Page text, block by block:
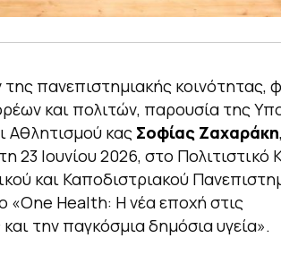
πανεπιστημιακής κοινότητας,
και πολιτών, παρουσία της
Αθλητισμού κας Σοφίας Ζαχαράκη,
23 Ιουνίου 2026, στο Πολιτιστικό
και Καποδιστριακού
«One Health: Η νέα εποχή στις
την παγκόσμια δημόσια υγεία».